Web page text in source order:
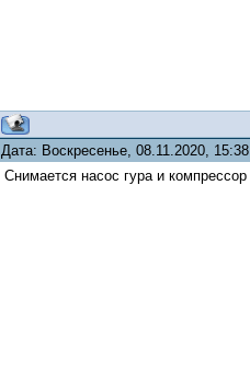
Дата: Воскресенье, 08.11.2020,
Снимается насос гура и